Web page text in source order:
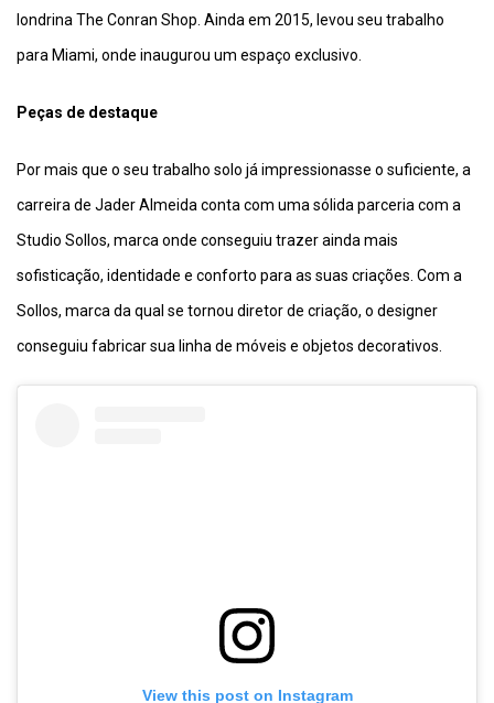
londrina The Conran Shop. Ainda em 2015, levou seu trabalho
para Miami, onde inaugurou um espaço exclusivo.
Peças de destaque
Por mais que o seu trabalho solo já impressionasse o suficiente, a
carreira de Jader Almeida conta com uma sólida parceria com a
Studio Sollos, marca onde conseguiu trazer ainda mais
sofisticação, identidade e conforto para as suas criações. Com a
Sollos, marca da qual se tornou diretor de criação, o designer
conseguiu fabricar sua linha de móveis e objetos decorativos.
View this post on Instagram